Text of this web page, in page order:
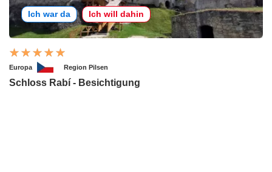
Ich war da Ich will dahin
Europa Region Pilsen
Schloss Rabí - Besichtigung